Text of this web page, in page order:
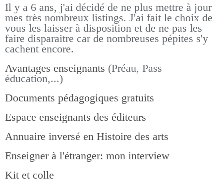
Il y a 6 ans, j'ai décidé de ne plus mettre à jour
mes très nombreux listings. J'ai fait le choix de
vous les laisser à disposition et de ne pas les
faire disparaitre car de nombreuses pépites s'y
cachent encore.
Avantages enseignants (Préau, Pass
éducation,...)
Documents pédagogiques gratuits
Espace enseignants des éditeurs
Annuaire inversé en Histoire des arts
Enseigner à l'étranger: mon interview
Kit et colle